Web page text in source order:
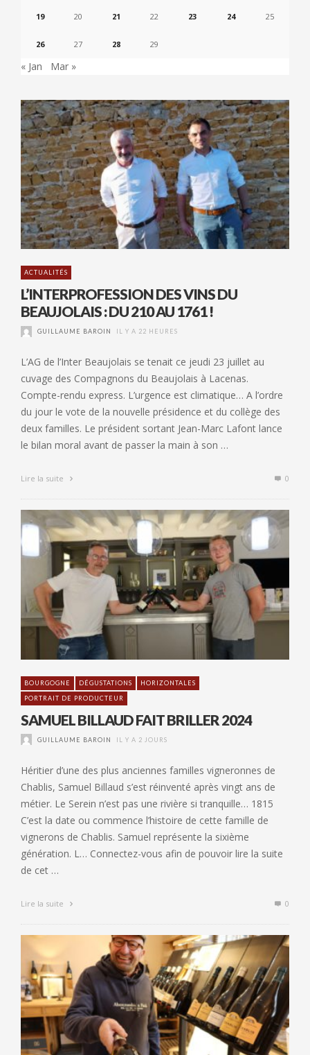
19 20 21 22 23 24 25
26 27 28 29
« Jan Mar »
ACTUALITÉS
L’INTERPROFESSION DES VINS DU
BEAUJOLAIS : DU 210 AU 1761 !
GUILLAUME BAROIN IL Y A 22 HEURES
L’AG de l’Inter Beaujolais se tenait ce jeudi 23 juillet au
cuvage des Compagnons du Beaujolais à Lacenas.
Compte-rendu express. L’urgence est climatique… A l’ordre
du jour le vote de la nouvelle présidence et du collège des
deux familles. Le président sortant Jean-Marc Lafont lance
le bilan moral avant de passer la main à son …
Lire la suite 0
BOURGOGNE DÉGUSTATIONS
HORIZONTALES
PORTRAIT DE PRODUCTEUR
SAMUEL BILLAUD FAIT BRILLER 2024
GUILLAUME BAROIN IL Y A 2 JOURS
Héritier d’une des plus anciennes familles vigneronnes de
Chablis, Samuel Billaud s’est réinventé après vingt ans de
métier. Le Serein n’est pas une rivière si tranquille… 1815
C’est la date ou commence l’histoire de cette famille de
vignerons de Chablis. Samuel représente la sixième
génération. L… Connectez-vous afin de pouvoir lire la suite
de cet …
Lire la suite 0